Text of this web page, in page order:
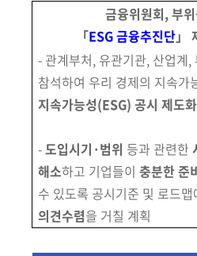
금융위원회, 부
「ESG 금융추진단」
- 관계부처, 유관기관, 산업계,
참석하여 우리 경제의 지속가
지속가능성(ESG) 공시 제도
-도입시기·범위 등과 관련한
해소하고 기업들이 충분한 준
수 있도록 공시기준 및 로드맵
의견수렴을 거칠 계획